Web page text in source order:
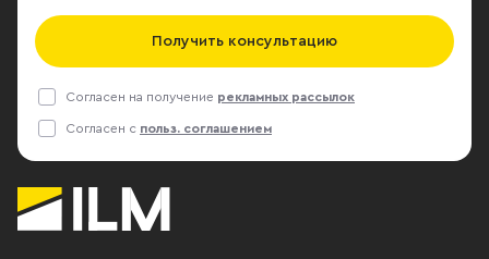
Получить консультацию
Согласен на получение рекламных рассылок
Согласен с польз. соглашением